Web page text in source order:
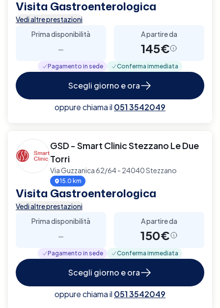
Visita Gastroenterologica
Vedi altre prestazioni
Prima disponibilità
-
A partire da
145€
Pagamento in sede Conferma immediata
Scegli giorno e ora
oppure chiama il 051 3542049
GSD - Smart Clinic Stezzano Le Due
Torri
Via Guzzanica 62/64 - 24040 Stezzano
15.0 km
Visita Gastroenterologica
Vedi altre prestazioni
Prima disponibilità
-
A partire da
150€
Pagamento in sede Conferma immediata
Scegli giorno e ora
oppure chiama il 051 3542049